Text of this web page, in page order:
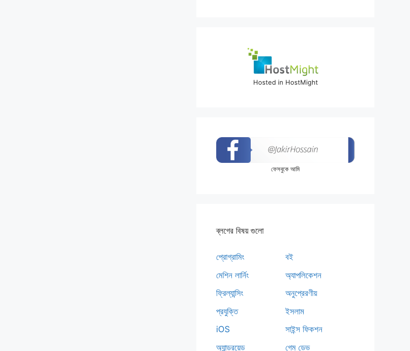
Hosted in HostMight
ফেসবুকে আমি
ব্লগের বিষয় গুলো
প্রোগ্রামিং
মেশিন লার্নিং
ফ্রিল্যান্সিং
প্রযুক্তি
iOS
অ্যান্ড্রয়েড
বই
অ্যাপলিকেশন
অনুপ্রেরণীয়
ইসলাম
সাইন্স ফিকশন
গেম ডেভ